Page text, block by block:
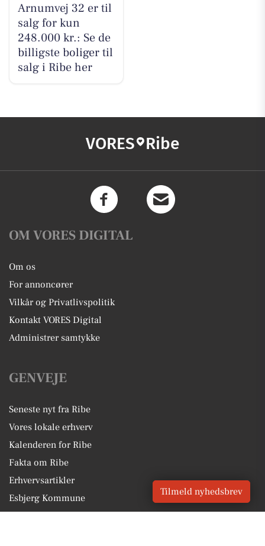
Arnumvej 32 er til
salg for kun
248.000 kr.: Se de
billigste boliger til
salg i Ribe her
VORES Ribe
OM VORES DIGITAL
Om os
For annoncører
Vilkår og Privatlivspolitik
Kontakt VORES Digital
Administrer samtykke
GENVEJE
Seneste nyt fra Ribe
Vores lokale erhverv
Kalenderen for Ribe
Fakta om Ribe
Erhvervsartikler
Esbjerg Kommune
Tilmeld nyhedsbrev